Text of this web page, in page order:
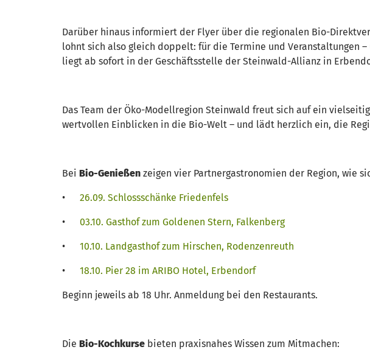
Darüber hinaus informiert der Flyer über die regionalen Bio-
lohnt sich also gleich doppelt: für die Termine und Veranstaltungen
liegt ab sofort in der Geschäftsstelle der Steinwald-Allianz in
Das Team der Öko-Modellregion Steinwald freut sich auf ein
wertvollen Einblicken in die Bio-Welt – und lädt herzlich ein, die
Bei Bio-Genießen zeigen vier Partnergastronomien der Region, wie
• 26.09. Schlossschänke Friedenfels
• 03.10. Gasthof zum Goldenen Stern, Falkenberg
• 10.10. Landgasthof zum Hirschen, Rodenzenreuth
• 18.10. Pier 28 im ARIBO Hotel, Erbendorf
Beginn jeweils ab 18 Uhr. Anmeldung bei den Restaurants.
Die Bio-Kochkurse bieten praxisnahes Wissen zum Mitmachen: